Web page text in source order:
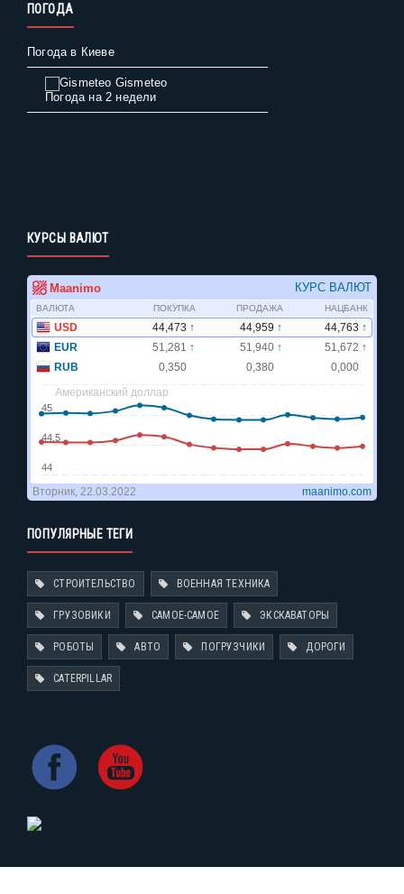
ПОГОДА
Погода в Киеве
Gismeteo
Погода на 2 недели
КУРСЫ ВАЛЮТ
ПОПУЛЯРНЫЕ ТЕГИ
СТРОИТЕЛЬСТВО ВОЕННАЯ ТЕХНИКА
ГРУЗОВИКИ САМОЕ-САМОЕ ЭКСКАВАТОРЫ
РОБОТЫ АВТО ПОГРУЗЧИКИ ДОРОГИ
CATERPILLAR